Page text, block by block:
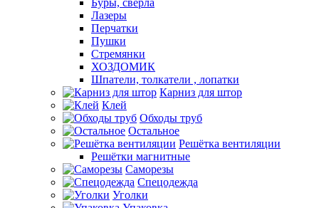
Буры, сверла
Лазеры
Перчатки
Пушки
Стремянки
ХОЗДОМИК
Шпатели, толкатели , лопатки
Карниз для штор
Клей
Обходы труб
Остальное
Решётка вентиляции
Решётки магнитные
Саморезы
Спецодежда
Уголки